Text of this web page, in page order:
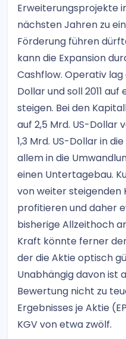
Erweiterungsprojekte
nächsten Jahren zu
Förderung führen
kann die Expansion
Cashflow. Operativ lag
Dollar und soll 2011
steigen. Bei den
auf 2,5 Mrd. US-Dollar
1,3 Mrd. US-Dollar in
allem in die
einen Untertagebau.
von weiter steigenden
profitieren und daher
bisherige Allzeithoch
Kraft könnte ferner
der die Aktie optisch
Unabhängig davon ist
Bewertung nicht zu
Ergebnisses je Aktie
KGV von etwa zwölf.